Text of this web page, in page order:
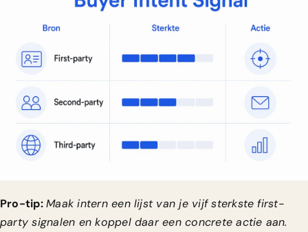
Pro-tip: Maak intern een lijst van je vijf sterkste first-
party signalen en koppel daar een concrete actie aan.